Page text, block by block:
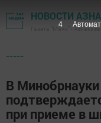
НОВОСТИ
Газета "Маяк" -
-----
В
при приеме в
2